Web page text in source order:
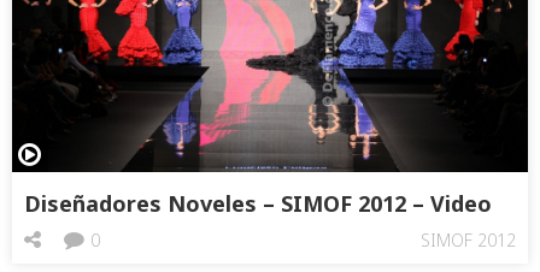
Diseñadores Noveles – SIMOF 2012 – Video
SIMOF 2012
0